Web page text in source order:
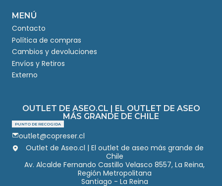
MENÚ
Contacto
Política de compras
Cambios y devoluciones
Envíos y Retiros
Externo
OUTLET DE ASEO.CL | EL OUTLET DE ASEO
MÁS GRANDE DE CHILE
PUNTO DE RECOGIDA
outlet@copreser.cl
Outlet de Aseo.cl | El outlet de aseo más grande de
Chile
Av. Alcalde Fernando Castillo Velasco 8557, La Reina,
Región Metropolitana
Santiago - La Reina